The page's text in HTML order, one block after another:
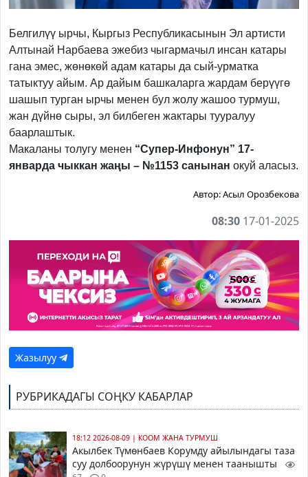
Белгилүү ырчы, Кыргыз Республикасынын Эл артисти
Алтынай Нарбаева эжебиз чыгармачыл инсан катары
гана эмес, жөнөкөй адам катары да сый-урматка
татыктуу айым. Ар дайым башкаларга жардам берүүгө
шашып турган ырчы менен бул жолу жашоо турмуш,
жан дүйнө сыры, эл билбеген жактары тууралуу
баарлаштык.
Макаланы толугу менен “Супер-Инфонун” 17-
январда чыккан жаңы – №1153 санынан окуй аласыз.
Автор:Асыл Орозбекова
08:30 17-01-2025
Жазылуу
РУБРИКАДАГЫ СОҢКУ КАБАРЛАР
18:12 2026-08-09 | КООМ ЖАНА ТУРМУШ
Акылбек Түмөнбаев Корумду айылындагы таза
суу долбоорунун жүрүшү менен таанышты